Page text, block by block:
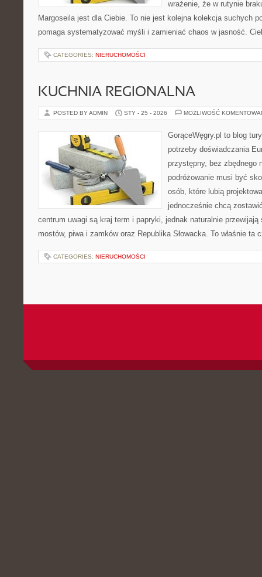
wrażenie, że w rutynie
Margoseila jest dla Ciebie. To nie jest kolejna kolekcja suchych
pomaga systematyzować myśli i zamieniać chaos w jasność.
CATEGORIES: NIERUCHOMOŚCI
KUCHNIA REGIONALNA
POSTED BY ADMIN STY - 25 - 2026 MOŻLIWOŚĆ
GorąceWęgry.pl to blog
potrzeby doświadczania
przystępny, bez zbędnego
podróżowanie musi być
osób, które lubią
jednocześnie chcą
centrum uwagi są kraj term i papryki, jednak naturalnie
mostów, piwa i zamków oraz Republika Słowacka. To właśnie
CATEGORIES: NIERUCHOMOŚCI